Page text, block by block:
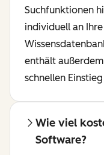
Suchfunktionen
individuell an
enthält
schnellen
Wie viel
Software?